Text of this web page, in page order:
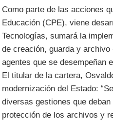
Como parte de las acciones
Educación (CPE), viene
Tecnologías, sumará la
de creación, guarda y
agentes que se desempeñan
El titular de la cartera,
modernización del Estado:
diversas gestiones que
protección de los archivos y